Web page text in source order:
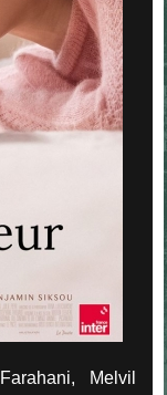
Melvil